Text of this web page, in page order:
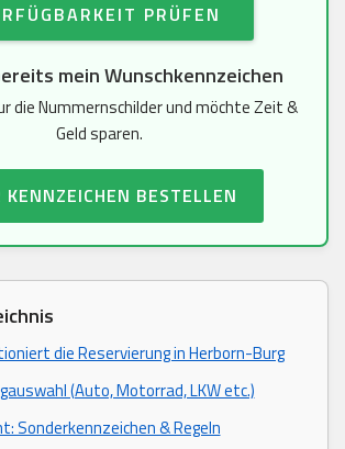
PRÜFEN
mein Wunschkennzeichen
die Nummernschilder und möchte Zeit &
Geld sparen.
KENNZEICHEN BESTELLEN
die Reservierung in Herborn-Burg
(Auto, Motorrad, LKW etc.)
Sonderkennzeichen & Regeln